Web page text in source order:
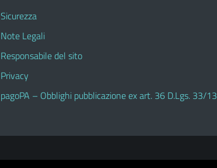
Sicurezza
Note Legali
Responsabile del sito
Privacy
pagoPA – Obblighi pubblicazione ex art. 36 D.Lgs. 33/13